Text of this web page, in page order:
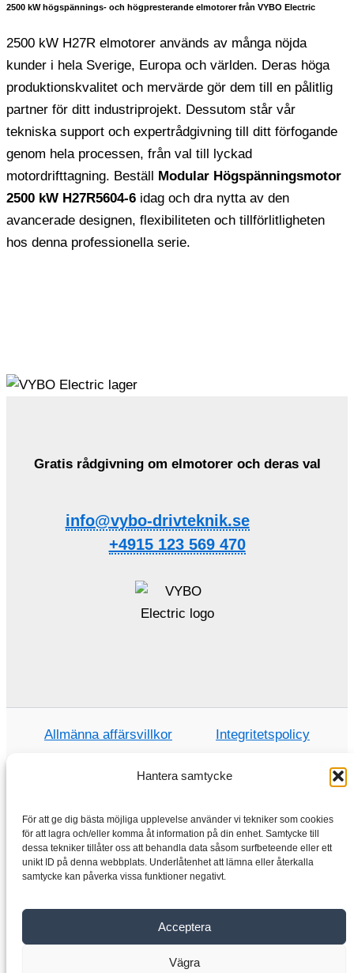
Hantera samtycke
För att ge dig bästa möjliga upplevelse använder vi tekniker som cookies
för att lagra och/eller komma åt information på din enhet. Samtycke till
dessa tekniker tillåter oss att behandla data såsom surfbeteende eller ett
unikt ID på denna webbplats. Underlåtenhet att lämna eller återkalla
samtycke kan påverka vissa funktioner negativt.
Acceptera
Vägra
2500 kW högspännings- och högpresterande elmotorer från VYBO Electric
2500 kW H27R elmotorer används av många nöjda
kunder i hela Sverige, Europa och världen. Deras höga
produktionskvalitet och mervärde gör dem till en pålitlig
partner för ditt industriprojekt. Dessutom står vår
tekniska support och expertrådgivning till ditt förfogande
genom hela processen, från val till lyckad
motordrifttagning. Beställ Modular Högspänningsmotor
2500 kW H27R5604-6 idag och dra nytta av den
avancerade designen, flexibiliteten och tillförlitligheten
hos denna professionella serie.
Gratis rådgivning om elmotorer och deras val
info@vybo-drivteknik.se
+4915 123 569 470
Allmänna affärsvillkor Integritetspolicy
Hem
Handla
Elmotorer
Frekvensomvandlare
Växellåda
Om oss